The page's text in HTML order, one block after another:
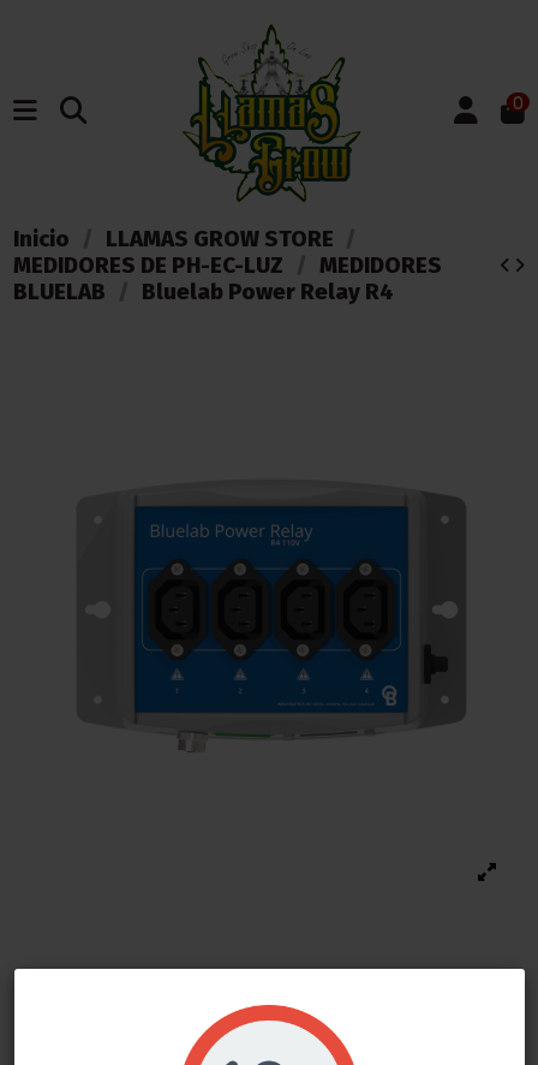
0
Inicio
LLAMAS GROW STORE
MEDIDORES DE PH-EC-LUZ
MEDIDORES
BLUELAB
Bluelab Power Relay R4